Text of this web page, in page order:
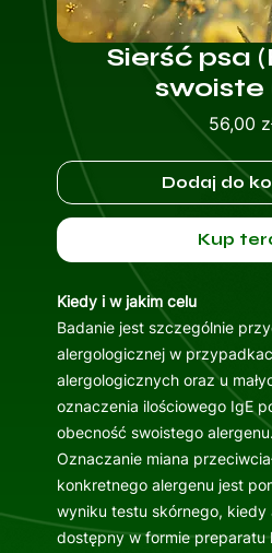
Sierść psa
swoiste
56,00
Dodaj do
Kup
Kiedy i w jakim celu
Badanie jest szczególnie
alergologicznej w
alergologicznych oraz u
oznaczenia ilościowego IgE
obecność swoistego
Oznaczanie miana
konkretnego alergenu jest
wyniku testu skórnego, kiedy
dostępny w formie